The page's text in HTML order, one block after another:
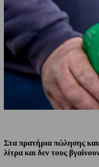
Στα πρατήρια πώλησης
λίτρα και δεν τους